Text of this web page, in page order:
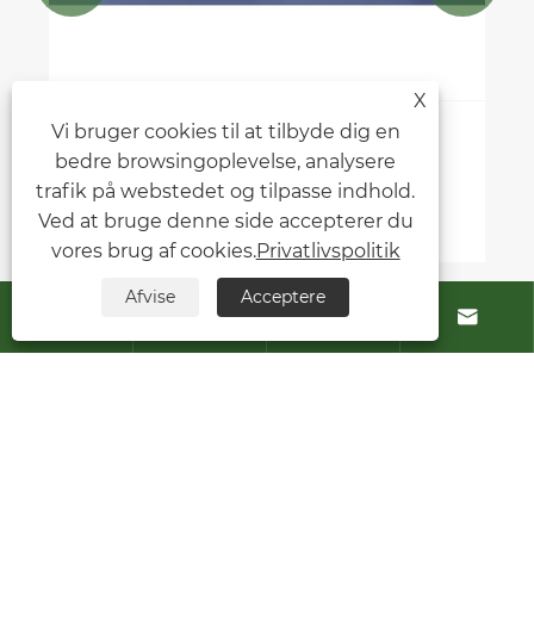
Se mere >>
 
X
Vi bruger cookies til at tilbyde dig en
bedre browsingoplevelse, analysere
trafik på webstedet og tilpasse indhold.
Ved at bruge denne side accepterer du
vores brug af cookies.Privatlivspolitik
Afvise Acceptere